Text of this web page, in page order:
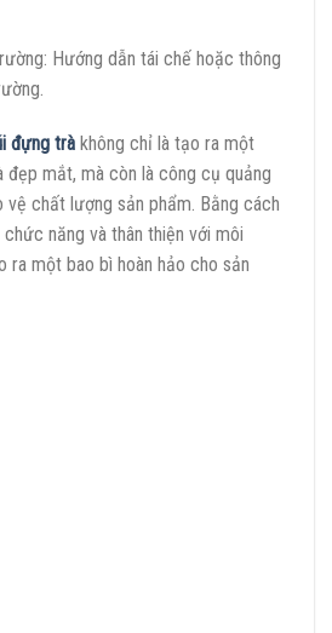
Hướng dẫn tái chế hoặc thông
đựng trà không chỉ là tạo ra một
đẹp mắt, mà còn là công cụ quảng
vệ chất lượng sản phẩm. Bằng cách
năng và thân thiện với môi
ra một bao bì hoàn hảo cho sản